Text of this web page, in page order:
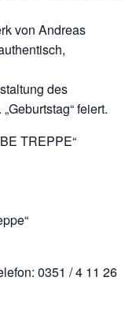
von Andreas
des
feiert.
TREPPE“
0351 / 4 11 26